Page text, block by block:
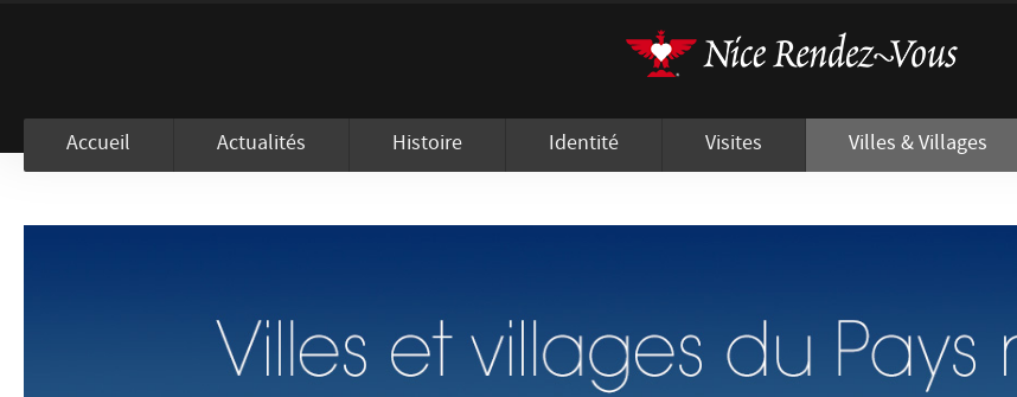
Accueil Actualités Histoire Identité Visites Villes & Villages